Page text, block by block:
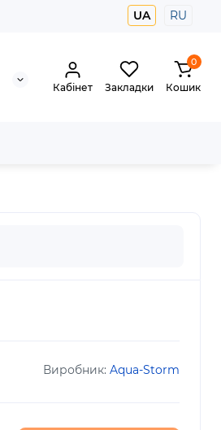
UA RU
Кабінет Закладки
0
Кошик
Виробник: Aqua-Storm